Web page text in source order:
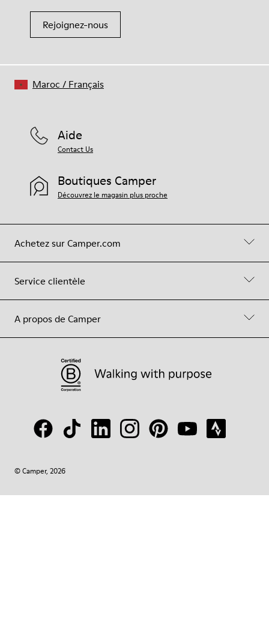
Rejoignez-nous
Achetez sur Camper.com
Service clientèle
A propos de Camper
Aide
Contact Us
Boutiques Camper
Découvrez le magasin plus proche
© Camper, 2026
Maroc / Français